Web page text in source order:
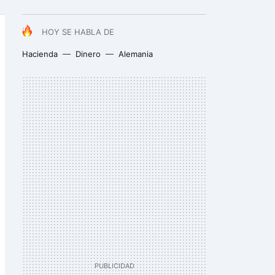
HOY SE HABLA DE
Hacienda Dinero Alemania